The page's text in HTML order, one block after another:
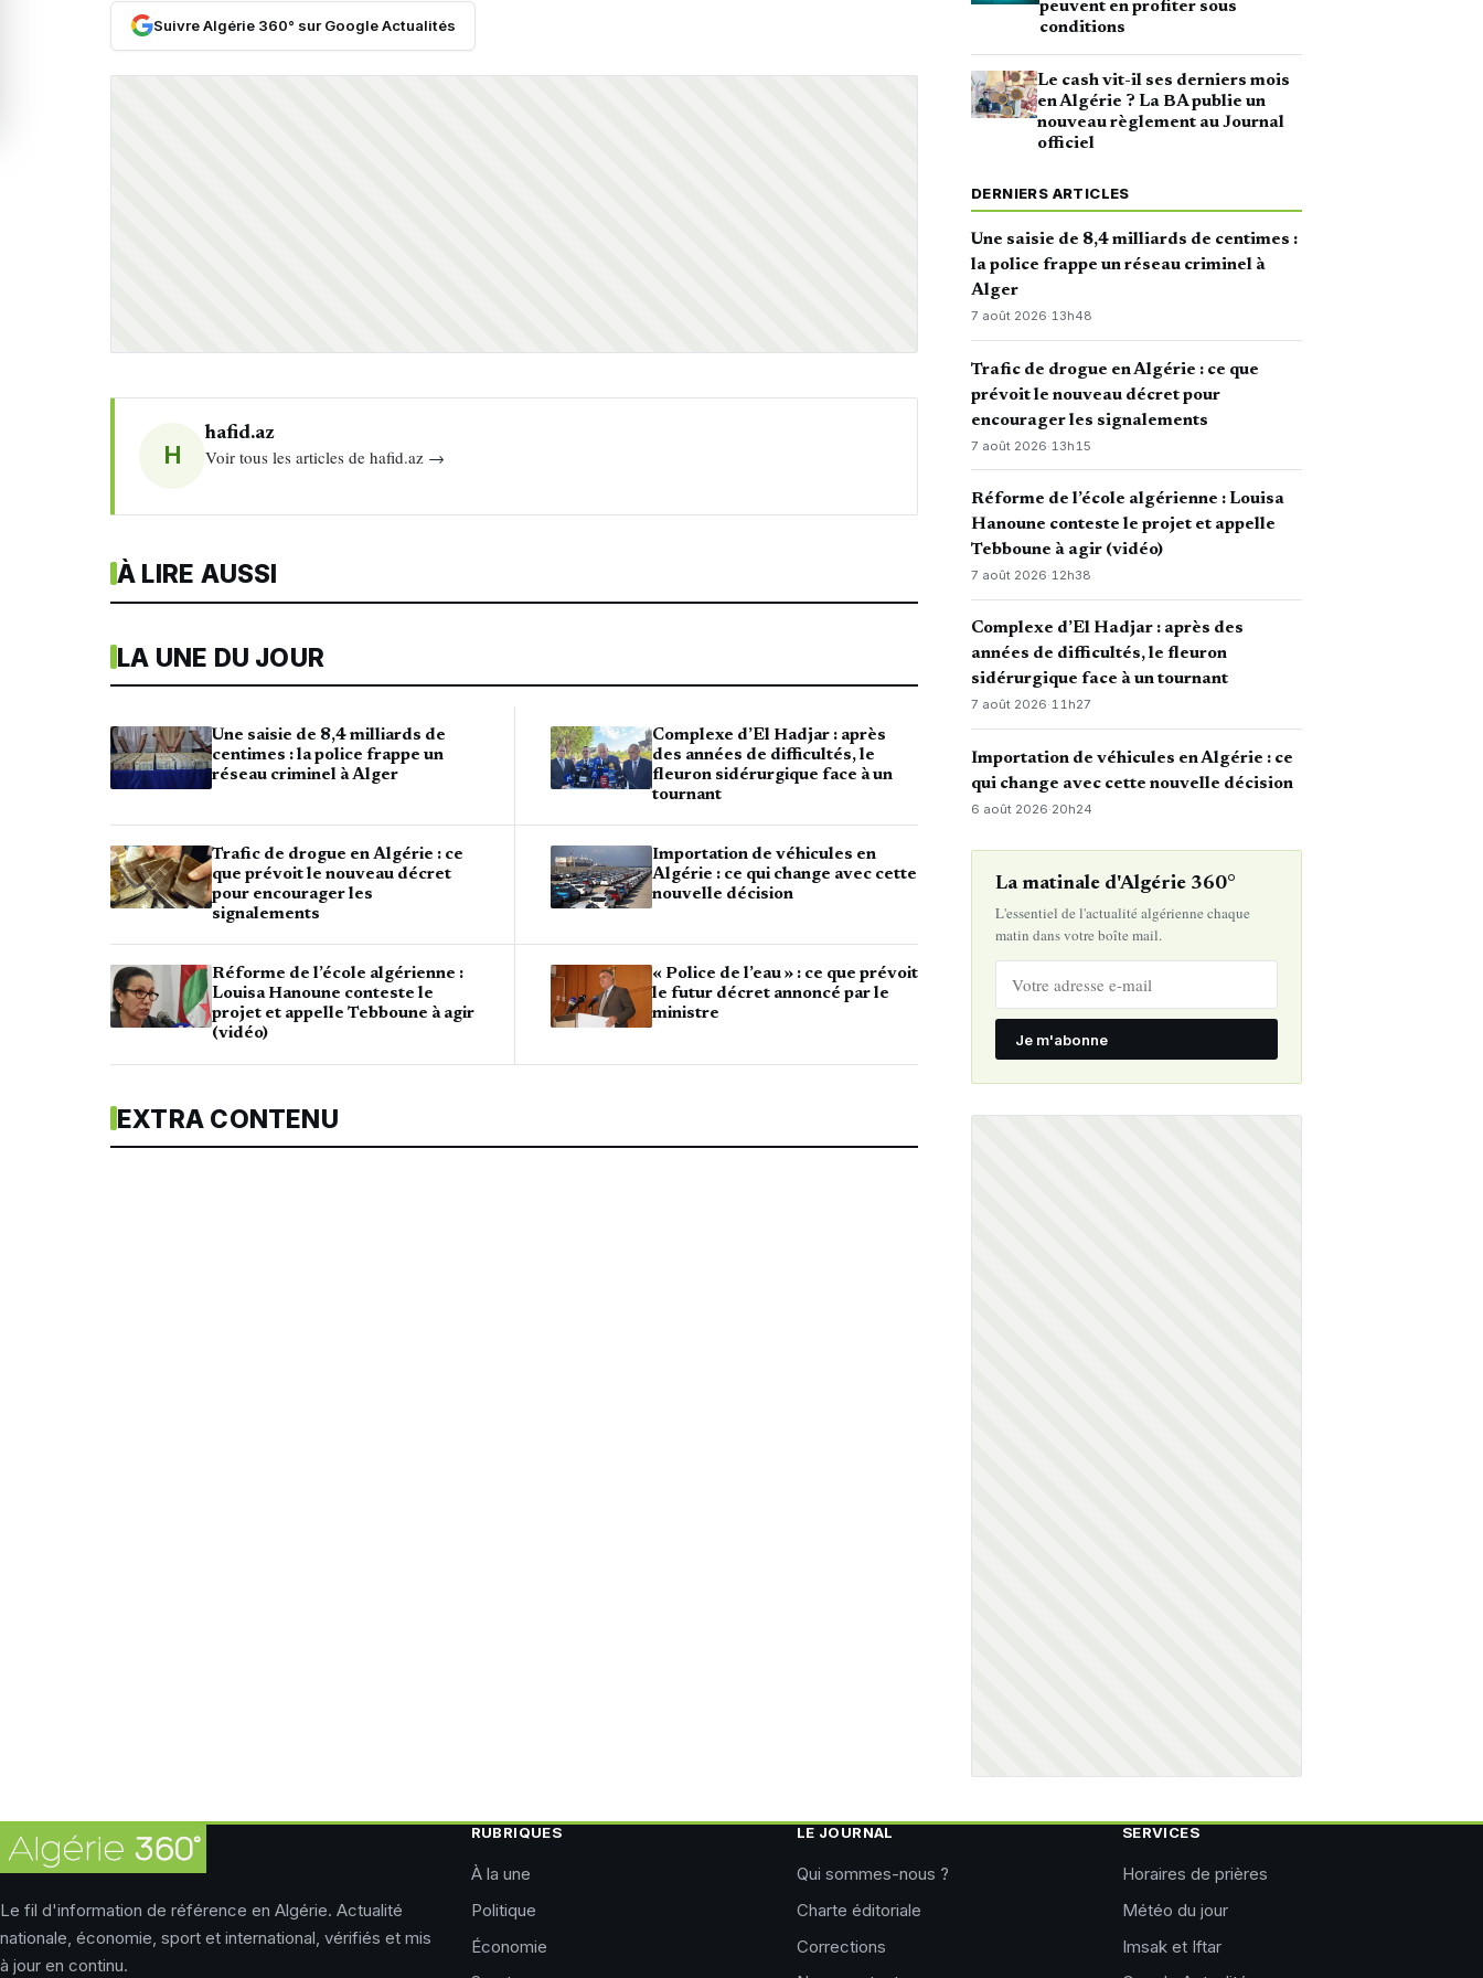
Suivre Algérie 360° sur Google Actualités
H
hafid.az
Voir tous les articles de hafid.az →
À LIRE AUSSI
LA UNE DU JOUR
Une saisie de 8,4 milliards de
centimes : la police frappe un
réseau criminel à Alger
Trafic de drogue en Algérie : ce
que prévoit le nouveau décret
pour encourager les
signalements
Réforme de l’école algérienne :
Louisa Hanoune conteste le
projet et appelle Tebboune à agir
(vidéo)
Complexe d’El Hadjar : après
des années de difficultés, le
fleuron sidérurgique face à un
tournant
Importation de véhicules en
Algérie : ce qui change avec cette
nouvelle décision
« Police de l’eau » : ce que prévoit
le futur décret annoncé par le
ministre
EXTRA CONTENU
peuvent en profiter sous
conditions
Le cash vit-il ses derniers mois
en Algérie ? La BA publie un
nouveau règlement au Journal
officiel
DERNIERS ARTICLES
Une saisie de 8,4 milliards de centimes :
la police frappe un réseau criminel à
Alger
7 août 2026·13h48
Trafic de drogue en Algérie : ce que
prévoit le nouveau décret pour
encourager les signalements
7 août 2026· 13h15
Réforme de l’école algérienne : Louisa
Hanoune conteste le projet et appelle
Tebboune à agir (vidéo)
7 août 2026·12h38
Complexe d’El Hadjar : après des
années de difficultés, le fleuron
sidérurgique face à un tournant
7 août 2026·11h27
Importation de véhicules en Algérie : ce
qui change avec cette nouvelle décision
6 août 2026·20h24
La matinale d'Algérie 360°
L'essentiel de l'actualité algérienne chaque
matin dans votre boîte mail.
Je m'abonne
Le fil d'information de référence en Algérie. Actualité
nationale, économie, sport et international, vérifiés et mis
à jour en continu.
RUBRIQUES
À la une
Politique
Économie
LE JOURNAL
Qui sommes-nous ?
Charte éditoriale
Corrections
SERVICES
Horaires de prières
Météo du jour
Imsak et Iftar